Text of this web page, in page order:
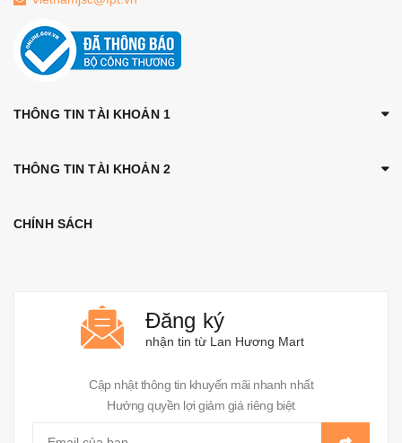
THÔNG TIN TÀI KHOẢN 1
THÔNG TIN TÀI KHOẢN 2
CHÍNH SÁCH
Đăng ký
nhận tin từ Lan Hương Mart
Cập nhật thông tin khuyến mãi nhanh nhất
Hưởng quyền lợi giảm giá riêng biệt